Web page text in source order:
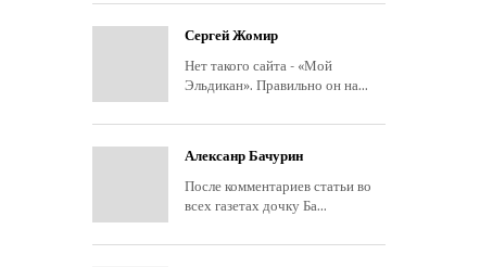
Сергей Жомир
Нет такого сайта - «Мой
Эльдикан». Правильно он на...
Алексанр Бачурин
После комментариев статьи во
всех газетах дочку Ба...